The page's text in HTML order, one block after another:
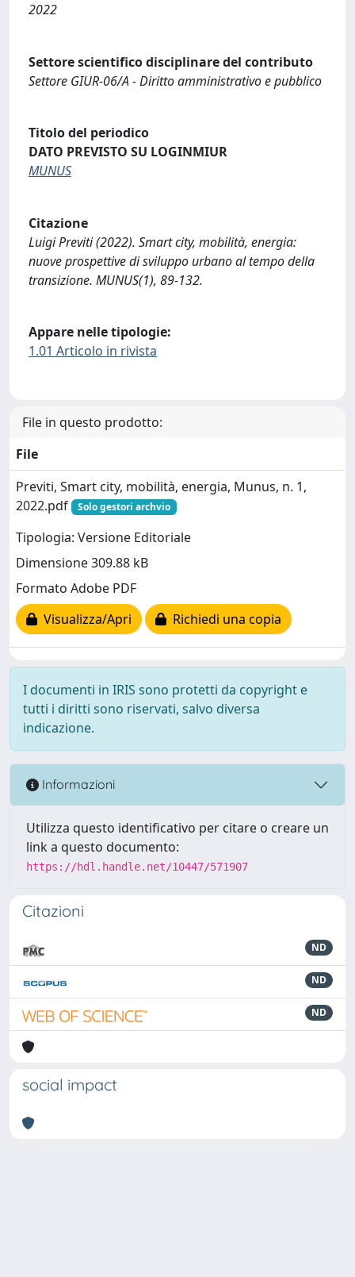
2022
Settore scientifico disciplinare del contributo
Settore GIUR-06/A - Diritto amministrativo e pubblico
Titolo del periodico
DATO PREVISTO SU LOGINMIUR
MUNUS
Citazione
Luigi Previti (2022). Smart city, mobilità, energia:
nuove prospettive di sviluppo urbano al tempo della
transizione. MUNUS(1), 89-132.
Appare nelle tipologie:
1.01 Articolo in rivista
File in questo prodotto:
File
Previti, Smart city, mobilità, energia, Munus, n. 1,
2022.pdf
Solo gestori archvio
Tipologia: Versione Editoriale
Dimensione 309.88 kB
Formato Adobe PDF
Visualizza/Apri
Richiedi una copia
I documenti in IRIS sono protetti da copyright e
tutti i diritti sono riservati, salvo diversa
indicazione.
Informazioni
Utilizza questo identificativo per citare o creare un
link a questo documento:
https://hdl.handle.net/10447/571907
Citazioni
ND
ND
ND
social impact